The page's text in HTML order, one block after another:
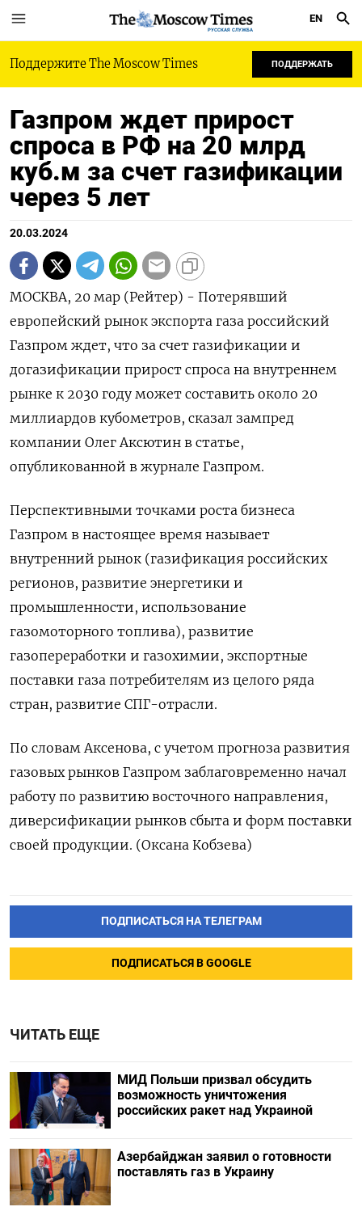
РУССКАЯ СЛУЖБА
EN
Поддержите The Moscow Times ПОДДЕРЖАТЬ
Газпром ждет прирост
спроса в РФ на 20 млрд
куб.м за счет газификации
через 5 лет
20.03.2024
МОСКВА, 20 мар (Рейтер) - Потерявший
европейский рынок экспорта газа российский
Газпром ждет, что за счет газификации и
догазификации прирост спроса на внутреннем
рынке к 2030 году может составить около 20
миллиардов кубометров, сказал зампред
компании Олег Аксютин в статье,
опубликованной в журнале Газпром.
Перспективными точками роста бизнеса
Газпром в настоящее время называет
внутренний рынок (газификация российских
регионов, развитие энергетики и
промышленности, использование
газомоторного топлива), развитие
газопереработки и газохимии, экспортные
поставки газа потребителям из целого ряда
стран, развитие СПГ-отрасли.
По словам Аксенова, с учетом прогноза развития
газовых рынков Газпром заблаговременно начал
работу по развитию восточного направления,
диверсификации рынков сбыта и форм поставки
своей продукции. (Оксана Кобзева)
ПОДПИСАТЬСЯ НА ТЕЛЕГРАМ
ПОДПИСАТЬСЯ В GOOGLE
ЧИТАТЬ ЕЩЕ
МИД Польши призвал обсудить
возможность уничтожения
российских ракет над Украиной
Азербайджан заявил о готовности
поставлять газ в Украину